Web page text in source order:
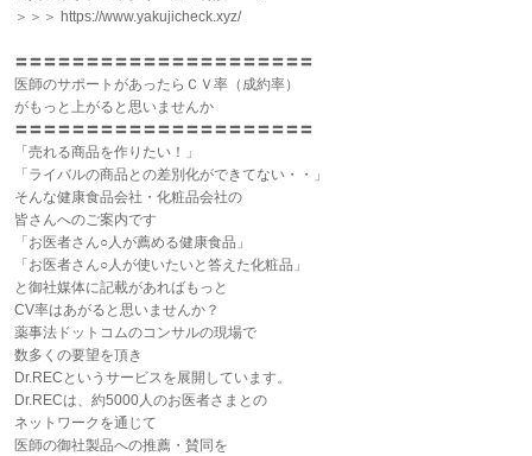
＞＞＞ https://www.yakujicheck.xyz/
〓〓〓〓〓〓〓〓〓〓〓〓〓〓〓〓〓〓〓〓〓
医師のサポートがあったらＣＶ率（成約率）
がもっと上がると思いませんか
〓〓〓〓〓〓〓〓〓〓〓〓〓〓〓〓〓〓〓〓〓
「売れる商品を作りたい！」
「ライバルの商品との差別化ができてない・・」
そんな健康食品会社・化粧品会社の
皆さんへのご案内です
「お医者さん○人が薦める健康食品」
「お医者さん○人が使いたいと答えた化粧品」
と御社媒体に記載があればもっと
CV率はあがると思いませんか？
薬事法ドットコムのコンサルの現場で
数多くの要望を頂き
Dr.RECというサービスを展開しています。
Dr.RECは、約5000人のお医者さまとの
ネットワークを通じて
医師の御社製品への推薦・賛同を